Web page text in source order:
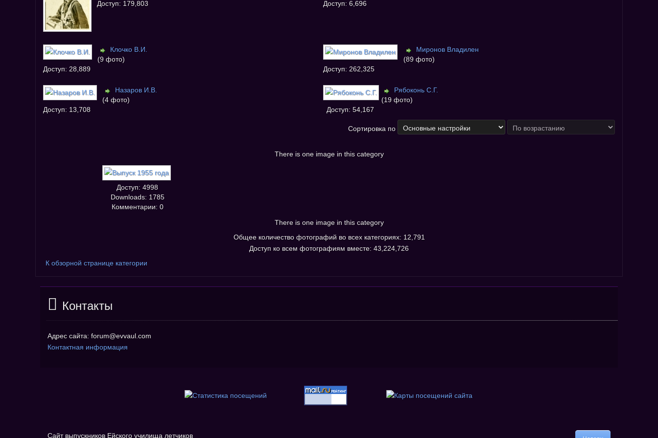
Доступ: 179,803 Доступ: 6,696
Клочко В.И.
(9 фото)
Доступ: 28,889
Миронов Владилен
(89 фото)
Доступ: 262,325
Назаров И.В.
(4 фото)
Доступ: 13,708
Рябоконь С.Г.
(19 фото)
Доступ: 54,167
Сортировка по
There is one image in this category
Доступ: 4998
Downloads: 1785
Комментарии: 0
There is one image in this category
Общее количество фотографий во всех категориях: 12,791
Доступ ко всем фотографиям вместе: 43,224,726
К обзорной странице категории
Контакты
Адрес сайта: forum@evvaul.com
Контактная информация
Сайт выпускников Ейского училища летчиков